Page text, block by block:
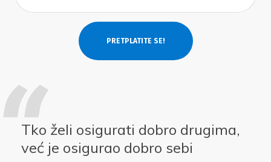
Tko želi osigurati dobro drugima,
već je osigurao dobro sebi